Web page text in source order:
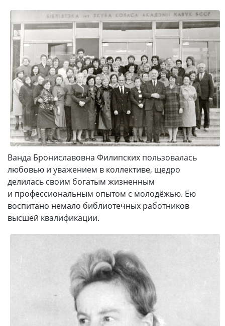
Ванда Брониславовна Филипских пользовалась
любовью и уважением в коллективе, щедро
делилась своим богатым жизненным
и профессиональным опытом с молодёжью. Ею
воспитано немало библиотечных работников
высшей квалификации.